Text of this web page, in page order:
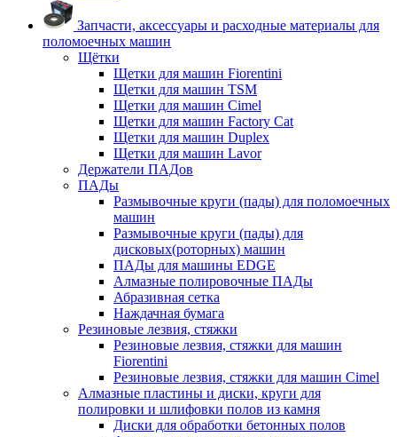
Запчасти, аксессуары и расходные материалы для
поломоечных машин
Щётки
Щетки для машин Fiorentini
Щетки для машин TSM
Щетки для машин Cimel
Щетки для машин Factory Cat
Щетки для машин Duplex
Щетки для машин Lavor
Держатели ПАДов
ПАДы
Размывочные круги (пады) для поломоечных
машин
Размывочные круги (пады) для
дисковых(роторных) машин
ПАДы для машины EDGE
Алмазные полировочные ПАДы
Абразивная сетка
Наждачная бумага
Резиновые лезвия, стяжки
Резиновые лезвия, стяжки для машин
Fiorentini
Резиновые лезвия, стяжки для машин Cimel
Алмазные пластины и диски, круги для
полировки и шлифовки полов из камня
Диски для обработки бетонных полов